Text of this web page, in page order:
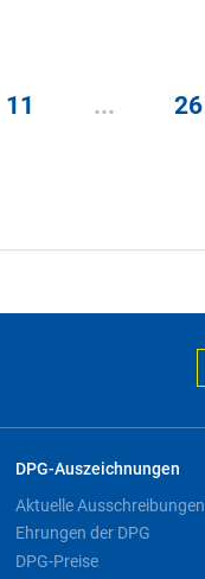
11 ... 26
DPG-Auszeichnungen
Aktuelle Ausschreibungen
Ehrungen der DPG
DPG-Preise